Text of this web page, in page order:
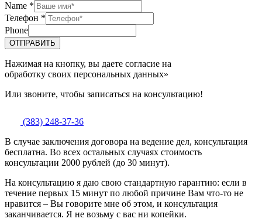
Name *
Телефон *
Phone
ОТПРАВИТЬ
Нажимая на кнопку, вы даете согласие на
обработку своих персональных данных»
Или звоните, чтобы записаться на консультацию!
(383) 248-37-36
В случае заключения договора на ведение дел, консультация
бесплатна. Во всех остальных случаях стоимость
консультации 2000 рублей (до 30 минут).
На консультацию я даю свою стандартную гарантию: если в
течение первых 15 минут по любой причине Вам что-то не
нравится – Вы говорите мне об этом, и консультация
заканчивается. Я не возьму с вас ни копейки.